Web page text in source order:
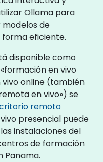
Ollama para
de
eficiente.
disponible como
en vivo
vivo online (también
en vivo») se
remoto
presencial puede
instalaciones del
de formación
Panama.